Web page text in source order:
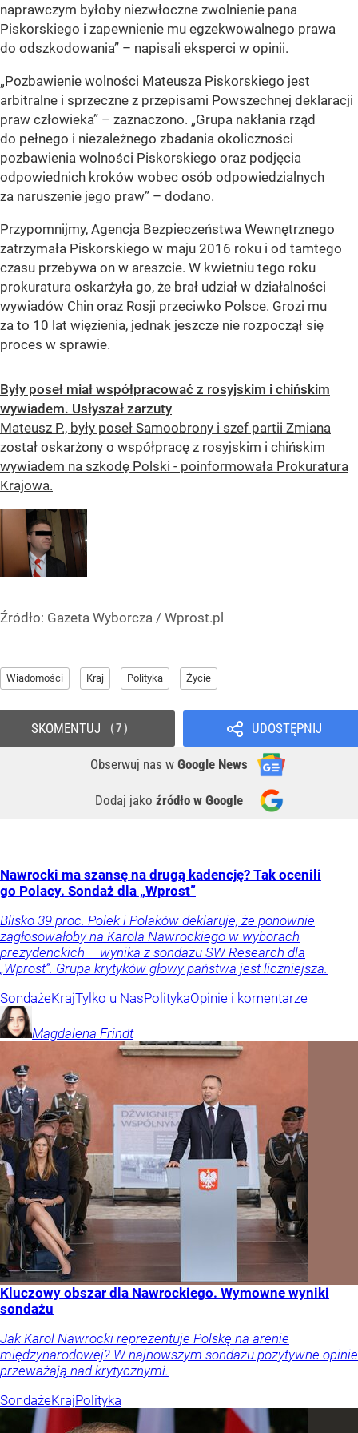
naprawczym byłoby niezwłoczne zwolnienie pana
Piskorskiego i zapewnienie mu egzekwowalnego prawa
do odszkodowania” – napisali eksperci w opinii.
„Pozbawienie wolności Mateusza Piskorskiego jest
arbitralne i sprzeczne z przepisami Powszechnej deklaracji
praw człowieka” – zaznaczono. „Grupa nakłania rząd
do pełnego i niezależnego zbadania okoliczności
pozbawienia wolności Piskorskiego oraz podjęcia
odpowiednich kroków wobec osób odpowiedzialnych
za naruszenie jego praw” – dodano.
Przypomnijmy, Agencja Bezpieczeństwa Wewnętrznego
zatrzymała Piskorskiego w maju 2016 roku i od tamtego
czasu przebywa on w areszcie. W kwietniu tego roku
prokuratura oskarżyła go, że brał udział w działalności
wywiadów Chin oraz Rosji przeciwko Polsce. Grozi mu
za to 10 lat więzienia, jednak jeszcze nie rozpoczął się
proces w sprawie.
Były poseł miał współpracować z rosyjskim i chińskim
wywiadem. Usłyszał zarzuty
Mateusz P., były poseł Samoobrony i szef partii Zmiana
został oskarżony o współpracę z rosyjskim i chińskim
wywiadem na szkodę Polski - poinformowała Prokuratura
Krajowa.
Źródło: Gazeta Wyborcza / Wprost.pl
Wiadomości Kraj Polityka Życie
UDOSTĘPNIJ
Obserwuj nas w Google News
Dodaj jako źródło w Google
SKOMENTUJ 7
Nawrocki ma szansę na drugą kadencję? Tak ocenili
go Polacy. Sondaż dla „Wprost”
Blisko 39 proc. Polek i Polaków deklaruje, że ponownie
zagłosowałoby na Karola Nawrockiego w wyborach
prezydenckich – wynika z sondażu SW Research dla
„Wprost”. Grupa krytyków głowy państwa jest liczniejsza.
SondażeKrajTylko u NasPolitykaOpinie i komentarze
Magdalena Frindt
Kluczowy obszar dla Nawrockiego. Wymowne wyniki
sondażu
Jak Karol Nawrocki reprezentuje Polskę na arenie
międzynarodowej? W najnowszym sondażu pozytywne opinie
przeważają nad krytycznymi.
SondażeKrajPolityka